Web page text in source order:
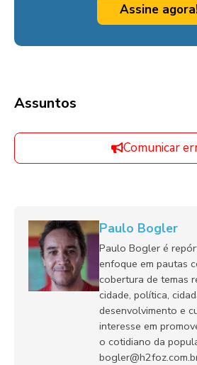
Assine
Assuntos
Comunicar
Paulo Bogler
Paulo Bogler é
enfoque em pautas
cobertura de temas
cidade, política,
desenvolvimento e
interesse em
o cotidiano da